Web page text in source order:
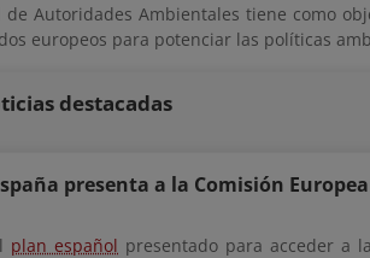
de Autoridades Ambientales tiene como
europeos para potenciar las políticas
destacadas
presenta a la Comisión
plan español presentado para acceder a